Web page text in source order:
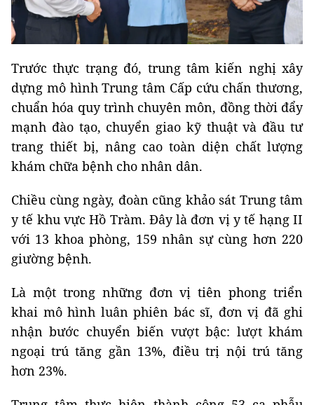
Trước thực trạng đó, trung tâm kiến nghị xây
dựng mô hình Trung tâm Cấp cứu chấn thương,
chuẩn hóa quy trình chuyên môn, đồng thời đẩy
mạnh đào tạo, chuyển giao kỹ thuật và đầu tư
trang thiết bị, nâng cao toàn diện chất lượng
khám chữa bệnh cho nhân dân.
Chiều cùng ngày, đoàn cũng khảo sát Trung tâm
y tế khu vực Hồ Tràm. Đây là đơn vị y tế hạng II
với 13 khoa phòng, 159 nhân sự cùng hơn 220
giường bệnh.
Là một trong những đơn vị tiên phong triển
khai mô hình luân phiên bác sĩ, đơn vị đã ghi
nhận bước chuyển biến vượt bậc: lượt khám
ngoại trú tăng gần 13%, điều trị nội trú tăng
hơn 23%.